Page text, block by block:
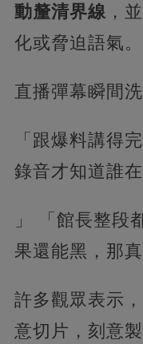
動釐清界線 ，
化或脅迫語氣。
直播彈幕瞬間洗
「跟爆料講得
錄音才知道誰在
」 「館長整段
果還能黑，那
許多觀眾表示
意切片，刻意